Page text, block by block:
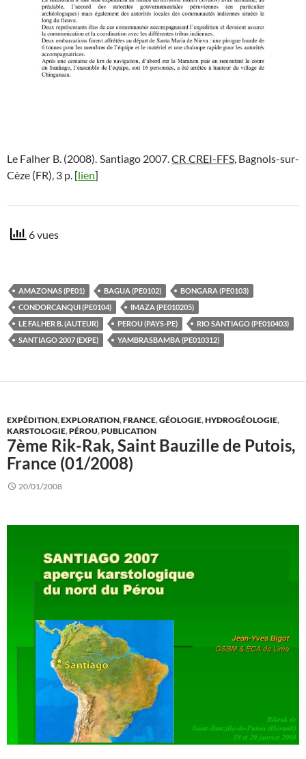
Le Falher B. (2008). Santiago 2007.CR CREI-FFS, Bagnols-sur-
Cèze (FR), 3 p. [lien]
6 vues
AMAZONAS (PE01) BAGUA (PE0102)
BONGARA (PE0103)
CONDORCANQUI (PE0104)
IMAZA (PE010205)
LE FALHER B. (AUTEUR)
PEROU (PAYS-PE)
RIO SANTIAGO (PE010403)
SANTIAGO 2007 (EXPE)
YAMBRASBAMBA (PE010312)
EXPÉDITION,EXPLORATION,FRANCE,GÉOLOGIE,HYDROGÉOLOGIE,
KARSTOLOGIE,PÉROU,PUBLICATION
7ème Rik-Rak, Saint Bauzille de Putois,
France (01/2008)
20/01/2008